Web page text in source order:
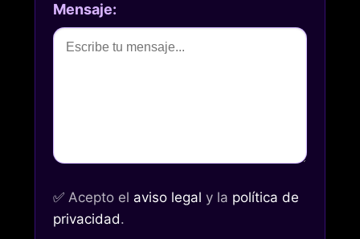
Mensaje:
✅ Acepto el aviso legal y la política de
privacidad.